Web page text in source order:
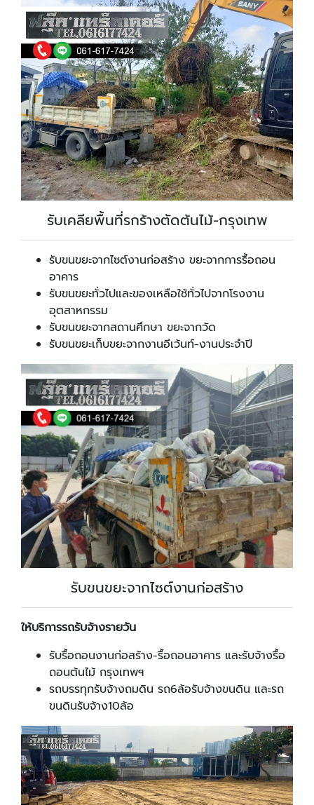
รับเคลียพื้นที่รกร้างตัดต้นไม้-กรุงเทพ
รับขนขยะจากไซต์งานก่อสร้าง ขยะจากการรื้อถอน
อาคาร
รับขนขยะทั่วไปและของเหลือใช้ทั่วไปจากโรงงาน
อุตสาหกรรม
รับขนขยะจากสถานศึกษา ขยะจากวัด
รับขนขยะเก็บขยะจากงานอีเว้นท์-งานประจำปี
รับขนขยะจากไซต์งานก่อสร้าง
ให้บริการรถรับจ้างรายวัน
รับรื้อถอนงานก่อสร้าง-รื้อถอนอาคาร และรับจ้างรื้อ
ถอนต้นไม้ กรุงเทพฯ
รถบรรทุกรับจ้างถมดิน รถ6ล้อรับจ้างขนดิน และรถ
ขนดินรับจ้าง10ล้อ